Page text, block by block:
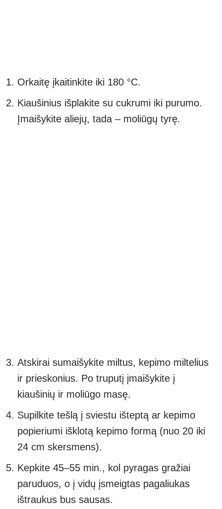
Orkaitę įkaitinkite iki 180 °C.
Kiaušinius išplakite su cukrumi iki purumo.
Įmaišykite aliejų, tada – moliūgų tyrę.
Atskirai sumaišykite miltus, kepimo miltelius
ir prieskonius. Po truputį įmaišykite į
kiaušinių ir moliūgo masę.
Supilkite tešlą į sviestu išteptą ar kepimo
popieriumi išklotą kepimo formą (nuo 20 iki
24 cm skersmens).
Kepkite 45–55 min., kol pyragas gražiai
paruduos, o į vidų įsmeigtas pagaliukas
ištraukus bus sausas.